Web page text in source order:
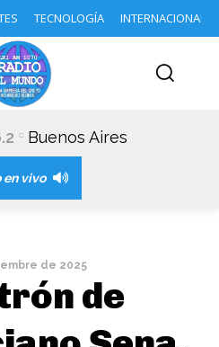
TECNOLOGÍA INTERNACIONAL
C Buenos Aires
en vivo
de 2025
de